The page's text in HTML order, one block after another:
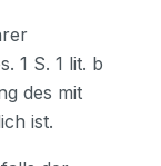
1 S. 1 lit. b
des mit
ist.